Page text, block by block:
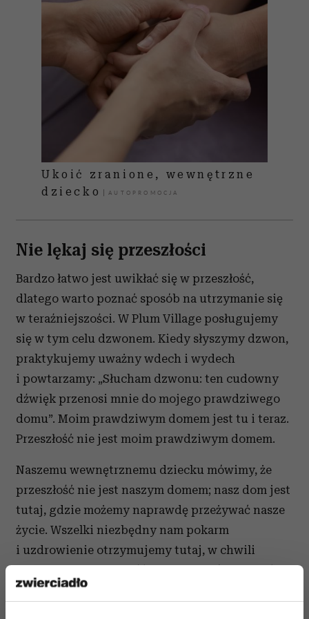
Ukoić zranione, wewnętrzne
dziecko
Nie lękaj się przeszłości
Bardzo łatwo jest uwikłać się w przeszłość,
dlatego warto poznać sposób na utrzymanie się
w teraźniej­szości. W Plum Village posługujemy
się w tym celu dzwonem. Kiedy słyszymy dzwon,
praktykujemy uważny wdech i wydech
i powtarzamy: „Słucham dzwonu: ten cudowny
dźwięk przenosi mnie do mojego prawdziwego
domu”. Moim prawdziwym domem jest tu i teraz.
Przeszłość nie jest moim prawdziwym domem.
Naszemu wewnętrznemu dziecku mówimy, że
przeszłość nie jest naszym domem; nasz dom jest
tutaj, gdzie możemy naprawdę przeżywać nasze
życie. Wszelki niezbędny nam pokarm
i uzdrowienie otrzymujemy tutaj, w chwili
i udręk jest w nas obecna, ponieważ nasze